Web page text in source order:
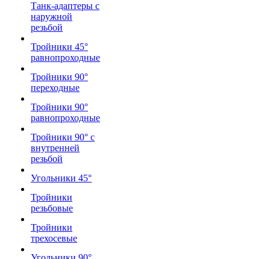
Танк-адаптеры с
наружной
резьбой
Тройники 45°
равнопроходные
Тройники 90°
переходные
Тройники 90°
равнопроходные
Тройники 90° с
внутренней
резьбой
Угольники 45°
Тройники
резьбовые
Тройники
трехосевые